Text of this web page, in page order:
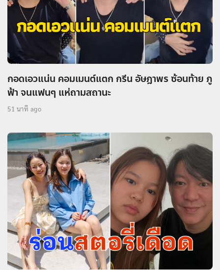
กอดเอวแน่น คอมเมนต์แตก กรีน อัษฎาพร ซ้อนท้าย ภู
ฟ้า จนแฟนๆ แห่ถามสถานะ
51 นาที ago